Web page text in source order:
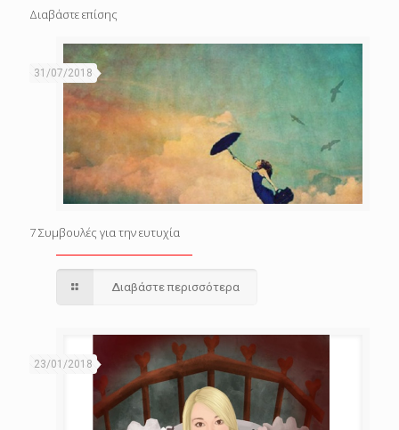
Διαβάστε επίσης
31/07/2018
7 Συμβουλές για την ευτυχία
Διαβάστε περισσότερα
23/01/2018